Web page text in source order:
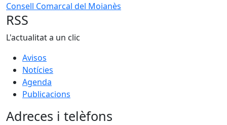
Consell Comarcal del Moianès
RSS
L'actualitat a un clic
Avisos
Notícies
Agenda
Publicacions
Adreces i telèfons